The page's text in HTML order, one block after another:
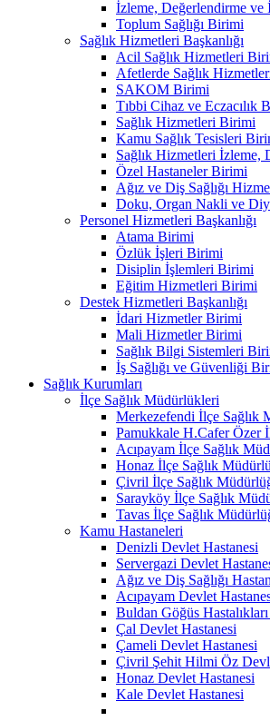
İzleme, Değerlendirme
Toplum Sağlığı Birimi
Sağlık Hizmetleri Başkanlığı
Acil Sağlık Hizmetleri
Afetlerde Sağlık
SAKOM Birimi
Tıbbi Cihaz ve Eczacılık
Sağlık Hizmetleri Birimi
Kamu Sağlık Tesisleri
Sağlık Hizmetleri İzleme,
Özel Hastaneler Birimi
Ağız ve Diş Sağlığı
Doku, Organ Nakli ve
Personel Hizmetleri Başkanlığı
Atama Birimi
Özlük İşleri Birimi
Disiplin İşlemleri Birimi
Eğitim Hizmetleri Birimi
Destek Hizmetleri Başkanlığı
İdari Hizmetler Birimi
Mali Hizmetler Birimi
Sağlık Bilgi Sistemleri
İş Sağlığı ve Güvenliği
Sağlık Kurumları
İlçe Sağlık Müdürlükleri
Merkezefendi İlçe Sağlık
Pamukkale H.Cafer Özer
Acıpayam İlçe Sağlık
Honaz İlçe Sağlık
Çivril İlçe Sağlık
Sarayköy İlçe Sağlık
Tavas İlçe Sağlık
Kamu Hastaneleri
Denizli Devlet Hastanesi
Servergazi Devlet
Ağız ve Diş Sağlığı
Acıpayam Devlet
Buldan Göğüs
Çal Devlet Hastanesi
Çameli Devlet Hastanesi
Çivril Şehit Hilmi Öz
Honaz Devlet Hastanesi
Kale Devlet Hastanesi